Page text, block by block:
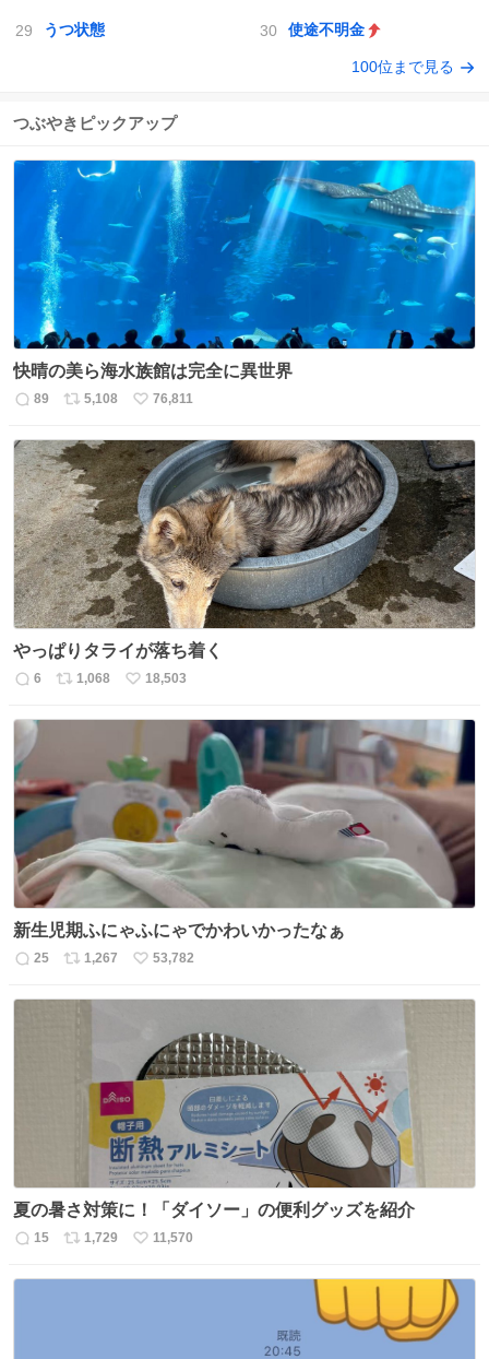
うつ状態 使途不明金
100位まで見る
つぶやきピックアップ
快晴の美ら海水族館は完全に異世界
返
数
89
リ
ス
ト
数
5,108
い
ね
数
76,811
やっぱりタライが落ち着く
返
数
6
リ
数
1,068
い
数
18,503
新生児期ふにゃふにゃでかわいかったなぁ
返
25
リ
1,267
い
53,782
夏の暑さ対策に！「ダイソー」の便利グッズを紹介
返
15
リ
1,729
い
11,570